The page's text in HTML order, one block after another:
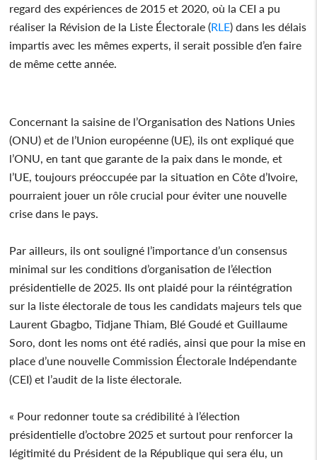
regard des expériences de 2015 et 2020, où la CEI a pu
réaliser la Révision de la Liste Électorale (RLE) dans les délais
impartis avec les mêmes experts, il serait possible d’en faire
de même cette année.
Concernant la saisine de l’Organisation des Nations Unies
(ONU) et de l’Union européenne (UE), ils ont expliqué que
l’ONU, en tant que garante de la paix dans le monde, et
l’UE, toujours préoccupée par la situation en Côte d’Ivoire,
pourraient jouer un rôle crucial pour éviter une nouvelle
crise dans le pays.
Par ailleurs, ils ont souligné l’importance d’un consensus
minimal sur les conditions d’organisation de l’élection
présidentielle de 2025. Ils ont plaidé pour la réintégration
sur la liste électorale de tous les candidats majeurs tels que
Laurent Gbagbo, Tidjane Thiam, Blé Goudé et Guillaume
Soro, dont les noms ont été radiés, ainsi que pour la mise en
place d’une nouvelle Commission Électorale Indépendante
(CEI) et l’audit de la liste électorale.
« Pour redonner toute sa crédibilité à l’élection
présidentielle d’octobre 2025 et surtout pour renforcer la
légitimité du Président de la République qui sera élu, un